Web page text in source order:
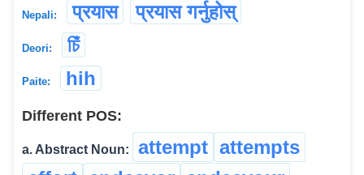
Nepali: प्रयास प्रयास गर्नुहोस्
Deori: চিঁ
Paite: hih
Different POS:
a. Abstract Noun: attempt attempts